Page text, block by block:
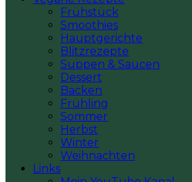
Frühstück
Smoothies
Hauptgerichte
Blitzrezepte
Suppen & Saucen
Dessert
Backen
Frühling
Sommer
Herbst
Winter
Weihnachten
Links